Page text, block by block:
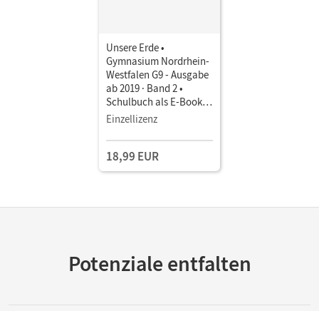
Unsere Erde •
Gymnasium Nordrhein-
Westfalen G9 - Ausgabe
ab 2019 · Band 2 •
Schulbuch als E-Book (2
Jahre) Mit Medien
Einzellizenz
18,99 EUR
Potenziale entfalten